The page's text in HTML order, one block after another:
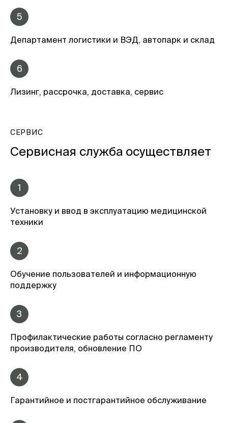
5
Департамент логистики и ВЭД, автопарк и склад
6
Лизинг, рассрочка, доставка, сервис
СЕРВИС
Сервисная служба осуществляет
1
Установку и ввод в эксплуатацию медицинской
техники
2
Обучение пользователей и информационную
поддержку
3
Профилактические работы согласно регламенту
производителя, обновление ПО
4
Гарантийное и постгарантийное обслуживание